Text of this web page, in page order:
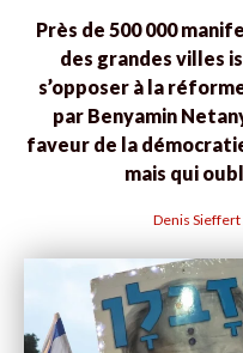
Près de 500 000
des grandes villes
s’opposer à la
par Benyamin
faveur de la
mais qui
Denis Sieffert